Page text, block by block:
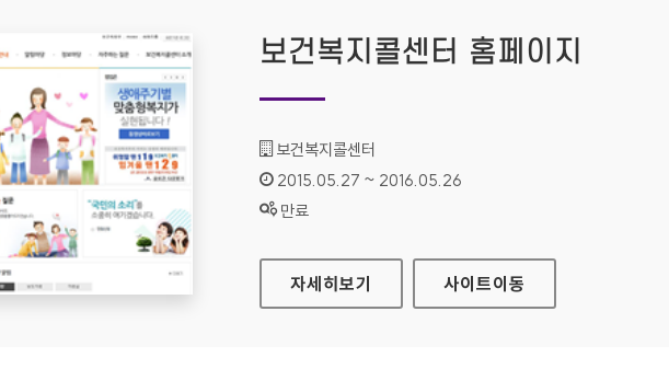
보건복지콜센터 홈페이지
기관명 :
보건복지콜센터
인증기간 :
2015.05.27 ~ 2016.05.26
상태 :
만료
보건복지콜센터 홈페이지
자세히보기 사이트이동